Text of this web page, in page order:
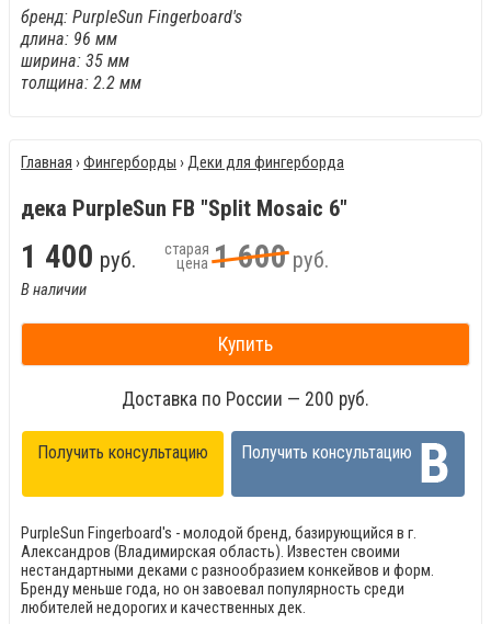
бренд: PurpleSun Fingerboard's
длина: 96 мм
ширина: 35 мм
толщина: 2.2 мм
Главная ›Фингерборды ›Деки для фингерборда
дека PurpleSun FB "Split Mosaic 6"
1 400 руб. старая
цена 1 600руб.
В наличии
Купить
Доставка по России — 200 руб.
Получить консультацию Получить консультацию
PurpleSun Fingerboard's - молодой бренд, базирующийся в г.
Александров (Владимирская область). Известен своими
нестандартными деками с разнообразием конкейвов и форм.
Бренду меньше года, но он завоевал популярность среди
любителей недорогих и качественных дек.